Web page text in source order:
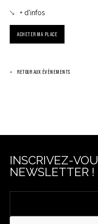
+ d'infos
ACHETER MA PLACE
RETOUR AUX ÉVÈNEMENTS
INSCRIVEZ-
NEWSLETTER !